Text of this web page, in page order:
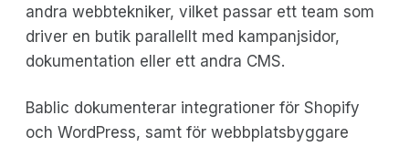
andra webbtekniker, vilket passar ett team som
driver en butik parallellt med kampanjsidor,
dokumentation eller ett andra CMS.
Bablic dokumenterar integrationer för Shopify
och WordPress, samt för webbplatsbyggare